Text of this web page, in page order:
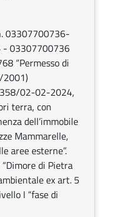
03307700736-
- 03307700736
“Permesso di
2001)
02-02-2024,
terra, con
dell’immobile
Mammarelle,
aree esterne”.
di Pietra
ex art. 5
I “fase di